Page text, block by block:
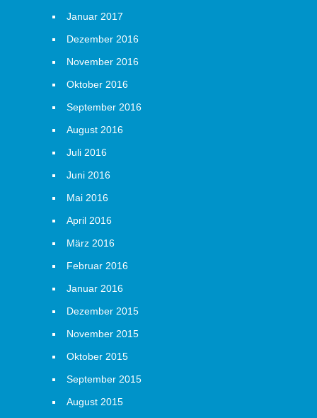
Januar 2017
Dezember 2016
November 2016
Oktober 2016
September 2016
August 2016
Juli 2016
Juni 2016
Mai 2016
April 2016
März 2016
Februar 2016
Januar 2016
Dezember 2015
November 2015
Oktober 2015
September 2015
August 2015